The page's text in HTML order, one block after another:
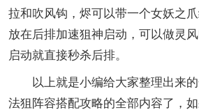
拉和吹风钩，烬可以带一个女妖之
放在后排加速狙神启动，可以做灵
启动就直接秒杀后排。
以上就是小编给大家整理出来的
法狙阵容搭配攻略的全部内容了，